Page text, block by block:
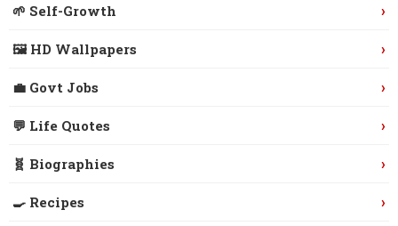
🌱 Self-Growth ›
🖼️ HD Wallpapers ›
💼 Govt Jobs ›
💬 Life Quotes ›
🧬 Biographies ›
🍳 Recipes ›